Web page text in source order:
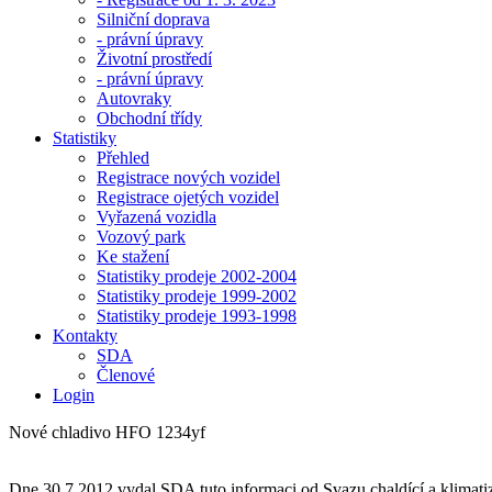
Silniční doprava
- právní úpravy
Životní prostředí
- právní úpravy
Autovraky
Obchodní třídy
Statistiky
Přehled
Registrace nových vozidel
Registrace ojetých vozidel
Vyřazená vozidla
Vozový park
Ke stažení
Statistiky prodeje 2002-2004
Statistiky prodeje 1999-2002
Statistiky prodeje 1993-1998
Kontakty
SDA
Členové
Login
Nové chladivo HFO 1234yf